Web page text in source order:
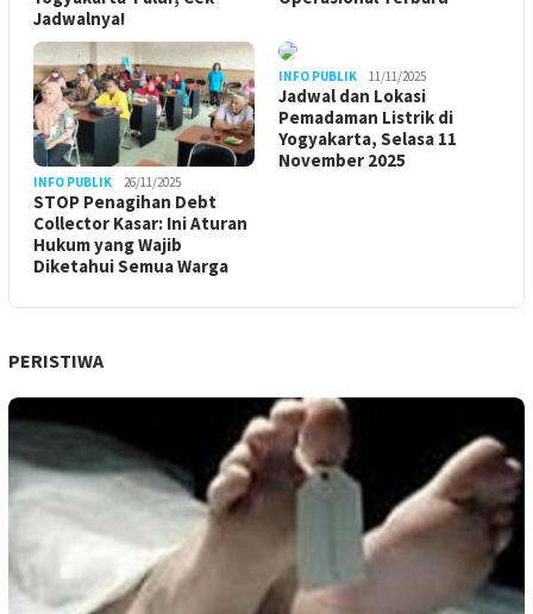
Jadwalnya!
INFO PUBLIK 26/11/2025
STOP Penagihan Debt
Collector Kasar: Ini Aturan
Hukum yang Wajib
Diketahui Semua Warga
INFO PUBLIK 11/11/2025
Jadwal dan Lokasi
Pemadaman Listrik di
Yogyakarta, Selasa 11
November 2025
PERISTIWA